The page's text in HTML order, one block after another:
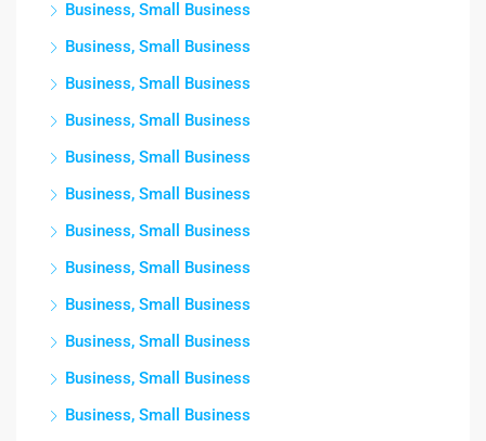
Business, Small Business
Business, Small Business
Business, Small Business
Business, Small Business
Business, Small Business
Business, Small Business
Business, Small Business
Business, Small Business
Business, Small Business
Business, Small Business
Business, Small Business
Business, Small Business